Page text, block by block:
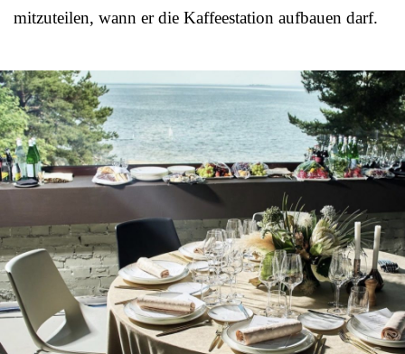
mitzuteilen, wann er die Kaffeestation aufbauen darf.